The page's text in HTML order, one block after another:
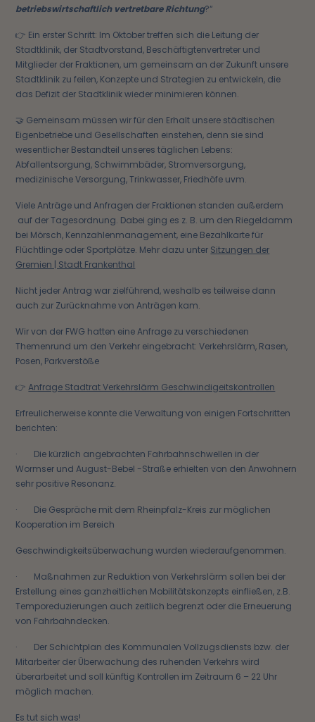
betriebswirtschaftlich vertretbare Richtung?“
👉 Ein erster Schritt: Im Oktober treffen sich die Leitung der
Stadtklinik, der Stadtvorstand, Beschäftigtenvertreter und
Mitglieder der Fraktionen, um gemeinsam an der Zukunft unsere
Stadtklinik zu feilen, Konzepte und Strategien zu entwickeln, die
das Defizit der Stadtklinik wieder minimieren können.
🤝 Gemeinsam müssen wir für den Erhalt unsere städtischen
Eigenbetriebe und Gesellschaften einstehen, denn sie sind
wesentlicher Bestandteil unseres täglichen Lebens:
Abfallentsorgung, Schwimmbäder, Stromversorgung,
medizinische Versorgung, Trinkwasser, Friedhöfe uvm.
Viele Anträge und Anfragen der Fraktionen standen außerdem
auf der Tagesordnung. Dabei ging es z. B. um den Riegeldamm
bei Mörsch, Kennzahlenmanagement, eine Bezahlkarte für
Flüchtlinge oder Sportplätze. Mehr dazu unter Sitzungen der
Gremien | Stadt Frankenthal
Nicht jeder Antrag war zielführend, weshalb es teilweise dann
auch zur Zurücknahme von Anträgen kam.
Wir von der FWG hatten eine Anfrage zu verschiedenen
Themenrund um den Verkehr eingebracht: Verkehrslärm, Rasen,
Posen, Parkverstöße
👉Anfrage Stadtrat Verkehrslärm Geschwindigeitskontrollen
Erfreulicherweise konnte die Verwaltung von einigen Fortschritten
berichten:
· Die kürzlich angebrachten Fahrbahnschwellen in der
Wormser und August-Bebel -Straße erhielten von den Anwohnern
sehr positive Resonanz.
· Die Gespräche mit dem Rheinpfalz-Kreis zur möglichen
Kooperation im Bereich
Geschwindigkeitsüberwachung wurden wiederaufgenommen.
· Maßnahmen zur Reduktion von Verkehrslärm sollen bei der
Erstellung eines ganzheitlichen Mobilitätskonzepts einfließen, z.B.
Temporeduzierungen auch zeitlich begrenzt oder die Erneuerung
von Fahrbahndecken.
· Der Schichtplan des Kommunalen Vollzugsdiensts bzw. der
Mitarbeiter der Überwachung des ruhenden Verkehrs wird
überarbeitet und soll künftig Kontrollen im Zeitraum 6 – 22 Uhr
möglich machen.
Es tut sich was!